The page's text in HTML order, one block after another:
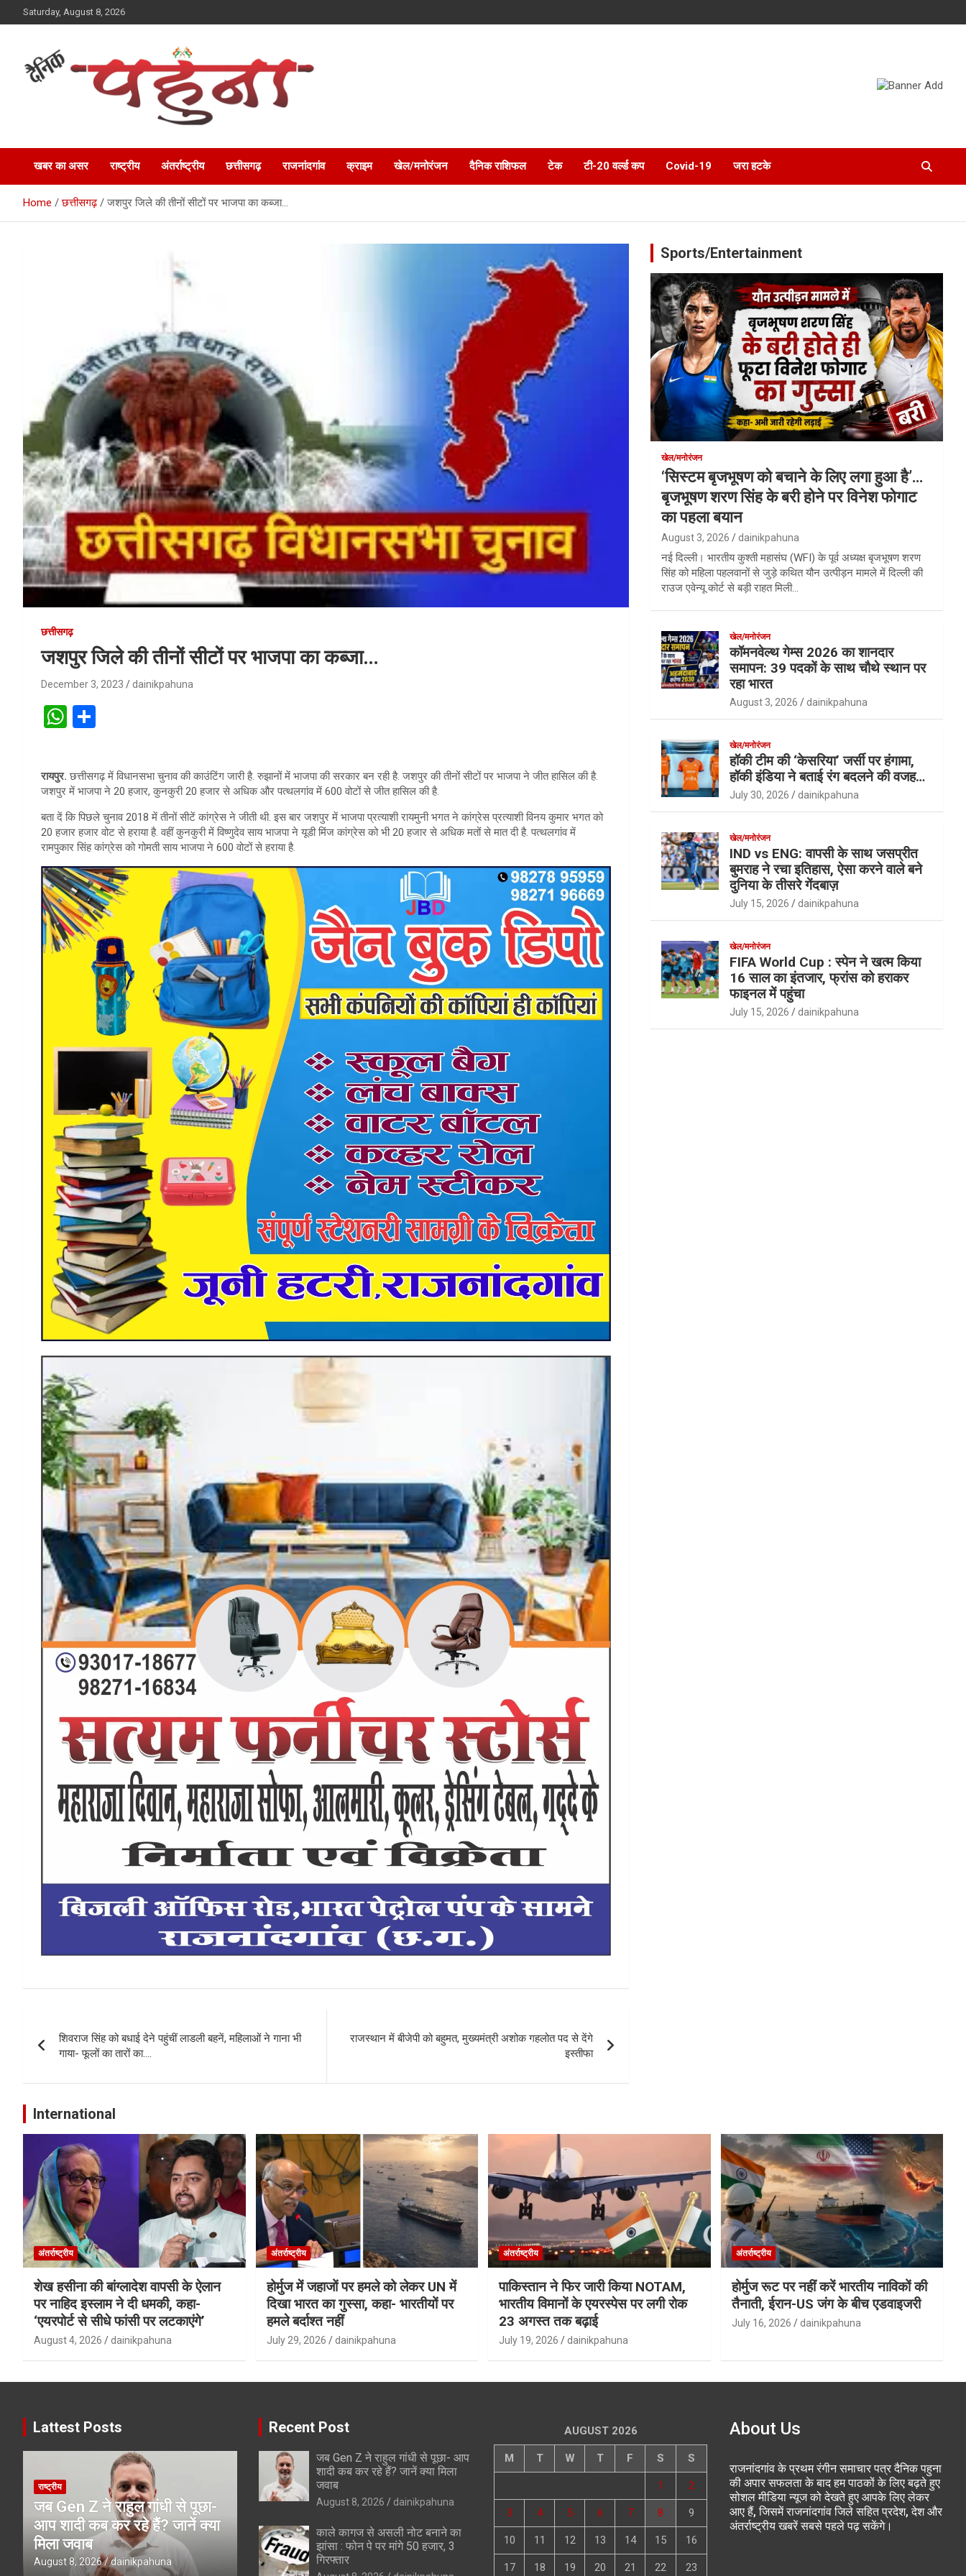
to
Saturday, August 8, 2026
Dainik Pahuna
खबर का असर राष्ट्रीय अंतर्राष्ट्रीय छत्तीसगढ़ राजनांदगांव क्राइम खेल/मनोरंजन दैनिक राशिफल टेक टी-20 वर्ल्ड कप Covid-19 जरा हटके
Home छत्तीसगढ़ जशपुर जिले की तीनों सीटों पर भाजपा का कब्जा…
छत्तीसगढ़
जशपुर जिले की तीनों सीटों पर भाजपा का कब्जा…
December 3, 2023 dainikpahuna
W
s
A
p
p
ar
e
रायपुर.छत्तीसगढ़ में विधानसभा चुनाव की काउंटिंग जारी है. रुझानों में भाजपा की सरकार बन रही है. जशपुर की तीनों सीटों पर भाजपा ने जीत हासिल की है.
जशपुर में भाजपा ने 20 हजार, कुनकुरी 20 हजार से अधिक और पत्थलगांव में 600 वोटों से जीत हासिल की है.
बता दें कि पिछले चुनाव 2018 में तीनों सीटें कांग्रेस ने जीती थी. इस बार जशपुर में भाजपा प्रत्याशी रायमुनी भगत ने कांग्रेस प्रत्याशी विनय कुमार भगत को
20 हजार हजार वोट से हराया है. वहीं कुनकुरी में विष्णुदेव साय भाजपा ने यूडी मिंज कांग्रेस को भी 20 हजार से अधिक मतों से मात दी है. पत्थलगांव में
रामपुकार सिंह कांग्रेस को गोमती साय भाजपा ने 600 वोटों से हराया है.
navigation
शिवराज सिंह को बधाई देने पहुंचीं लाडली बहनें, महिलाओं ने गाना भी
गाया- फूलों का तारों का….
राजस्थान में बीजेपी को बहुमत, मुख्यमंत्री अशोक गहलोत पद से देंगे
इस्तीफा
Sports/Entertainment
खेल/मनोरंजन
‘सिस्टम बृजभूषण को बचाने के लिए लगा हुआ है’…
बृजभूषण शरण सिंह के बरी होने पर विनेश फोगाट
का पहला बयान
August 3, 2026 dainikpahuna
नई दिल्ली। भारतीय कुश्ती महासंघ (WFI) के पूर्व अध्यक्ष बृजभूषण शरण
सिंह को महिला पहलवानों से जुड़े कथित यौन उत्पीड़न मामले में दिल्ली की
राउज एवेन्यू कोर्ट से बड़ी राहत मिली…
खेल/मनोरंजन
कॉमनवेल्थ गेम्स 2026 का शानदार
समापन: 39 पदकों के साथ चौथे स्थान पर
रहा भारत
August 3, 2026 dainikpahuna
खेल/मनोरंजन
हॉकी टीम की ‘केसरिया’ जर्सी पर हंगामा,
हॉकी इंडिया ने बताई रंग बदलने की वजह…
July 30, 2026 dainikpahuna
खेल/मनोरंजन
IND vs ENG: वापसी के साथ जसप्रीत
बुमराह ने रचा इतिहास, ऐसा करने वाले बने
दुनिया के तीसरे गेंदबाज़
July 15, 2026 dainikpahuna
खेल/मनोरंजन
FIFA World Cup : स्पेन ने खत्म किया
16 साल का इंतजार, फ्रांस को हराकर
फाइनल में पहुंचा
July 15, 2026 dainikpahuna
International
अंतर्राष्ट्रीय
शेख हसीना की बांग्लादेश वापसी के ऐलान
पर नाहिद इस्लाम ने दी धमकी, कहा-
‘एयरपोर्ट से सीधे फांसी पर लटकाएंगे’
August 4, 2026 dainikpahuna
अंतर्राष्ट्रीय
होर्मुज में जहाजों पर हमले को लेकर UN में
दिखा भारत का गुस्सा, कहा- भारतीयों पर
हमले बर्दाश्त नहीं
July 29, 2026 dainikpahuna
अंतर्राष्ट्रीय
पाकिस्तान ने फिर जारी किया NOTAM,
भारतीय विमानों के एयरस्पेस पर लगी रोक
23 अगस्त तक बढ़ाई
July 19, 2026 dainikpahuna
अंतर्राष्ट्रीय
होर्मुज रूट पर नहीं करें भारतीय नाविकों की
तैनाती, ईरान-US जंग के बीच एडवाइजरी
July 16, 2026 dainikpahuna
Lattest Posts
राष्ट्रीय
जब Gen Z ने राहुल गांधी से पूछा-
आप शादी कब कर रहे हैं? जानें क्या
मिला जवाब
August 8, 2026 dainikpahuna
Recent Post
जब Gen Z ने राहुल गांधी से पूछा- आप
शादी कब कर रहे हैं? जानें क्या मिला
जवाब
August 8, 2026 dainikpahuna
काले कागज से असली नोट बनाने का
झांसा : फोन पे पर मांगे 50 हजार, 3
गिरफ्तार
AUGUST 2026
M T W T F S S
1 2
3 4 5 6 7 8 9
10 11 12 13 14 15 16
17 18 19 20 21 22 23
About Us
राजनांदगांव के प्रथम रंगीन समाचार पत्र दैनिक पहुना
की अपार सफलता के बाद हम पाठकों के लिए बढ़ते हुए
सोशल मीडिया न्यूज को देखते हुए आपके लिए लेकर
आए हैं, जिसमें राजनांदगांव जिले सहित प्रदेश, देश और
अंतर्राष्ट्रीय खबरें सबसे पहले पढ़ सकेंगे।